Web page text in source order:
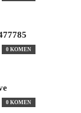
0 KOMEN
0 KOMEN